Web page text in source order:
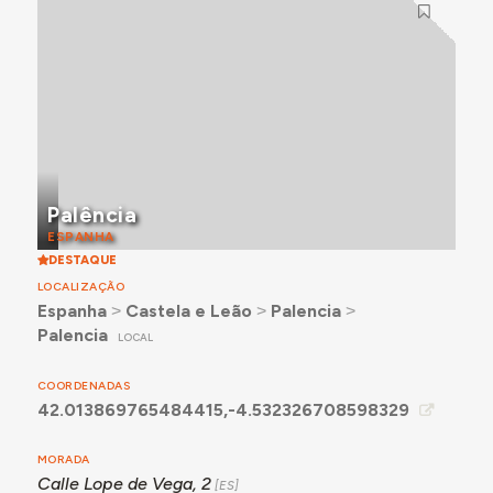
Palência
ESPANHA
DESTAQUE
LOCALIZAÇÃO
Espanha˃ Castela e Leão ˃ Palencia˃
Palencia
LOCAL
COORDENADAS
42.013869765484415,-4.532326708598329
MORADA
Calle Lope de Vega, 2